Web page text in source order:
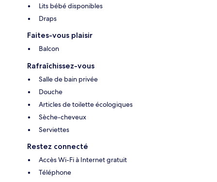
Lits bébé disponibles
Draps
Faites-vous plaisir
Balcon
Rafraîchissez-vous
Salle de bain privée
Douche
Articles de toilette écologiques
Sèche-cheveux
Serviettes
Restez connecté
Accès Wi-Fi à Internet gratuit
Téléphone